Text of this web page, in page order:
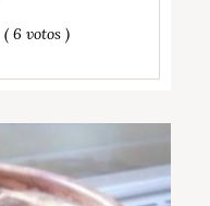
( 6 votos )